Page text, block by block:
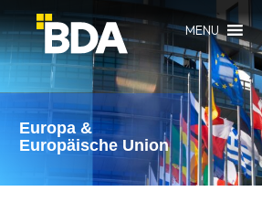
MENU
Europa &
Europäische Union